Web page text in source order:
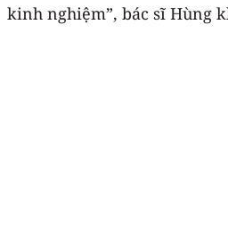
kinh nghiệm”, bác sĩ Hùng